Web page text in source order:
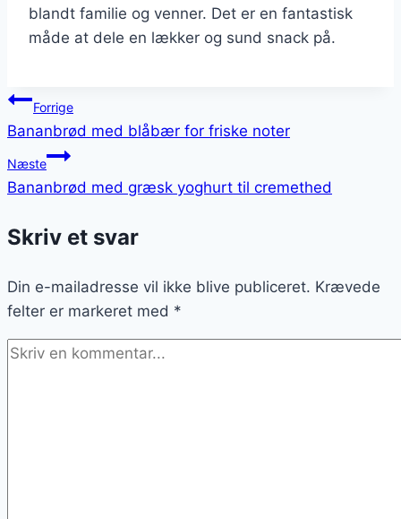
blandt familie og venner. Det er en fantastisk
måde at dele en lækker og sund snack på.
Indlægsnavigation
Forrige
Bananbrød med blåbær for friske noter
Næste
Bananbrød med græsk yoghurt til cremethed
Skriv et svar
Din e-mailadresse vil ikke blive publiceret. Krævede
felter er markeret med *